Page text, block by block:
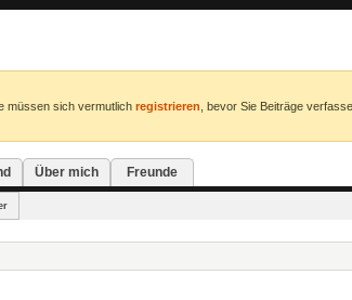
müssen sich vermutlich registrieren , bevor Sie Beiträge
Über mich Freunde